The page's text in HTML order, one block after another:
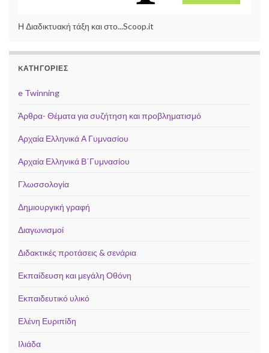
Η Διαδικτυακή τάξη και στο...Scoop.it
KΑΤΗΓΟΡΊΕΣ
e Twinning
Άρθρα- Θέματα για συζήτηση και προβληματισμό
Αρχαία Ελληνικά Α Γυμνασίου
Αρχαία Ελληνικά Β΄Γυμνασίου
Γλωσσολογία
Δημιουργική γραφή
Διαγωνισμοί
Διδακτικές προτάσεις & σενάρια
Εκπαίδευση και μεγάλη Οθόνη
Εκπαιδευτικό υλικό
Ελένη Ευριπίδη
Ιλιάδα